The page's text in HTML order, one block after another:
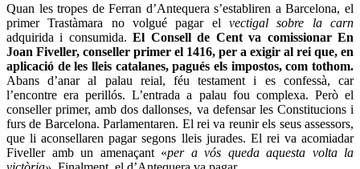
Quan les tropes de Ferran d’Antequera s’establiren a Barcelona, el
primer Trastàmara no volgué pagar el vectigal sobre la carn
adquirida i consumida.El Consell de Cent va comissionar En
Joan Fiveller, conseller primer el 1416, per a exigir al rei que, en
aplicació de les lleis catalanes, pagués els impostos, com tothom.
Abans d’anar al palau reial, féu testament i es confessà, car
l’encontre era perillós. L’entrada a palau fou complexa. Però el
conseller primer, amb dos dallonses, va defensar les Constitucions i
furs de Barcelona. Parlamentaren. El rei va reunir els seus assessors,
que li aconsellaren pagar segons lleis jurades. El rei va acomiadar
Fiveller amb un amenaçant «per a vós queda aquesta volta la